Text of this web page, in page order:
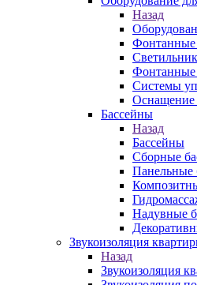
Назад
Фонтанные
Фонтанные
Системы
Оснащение
Бассейны
Назад
Бассейны
Сборные
Панельные
Надувные
Звукоизоляция
Назад
Звукоизоляция